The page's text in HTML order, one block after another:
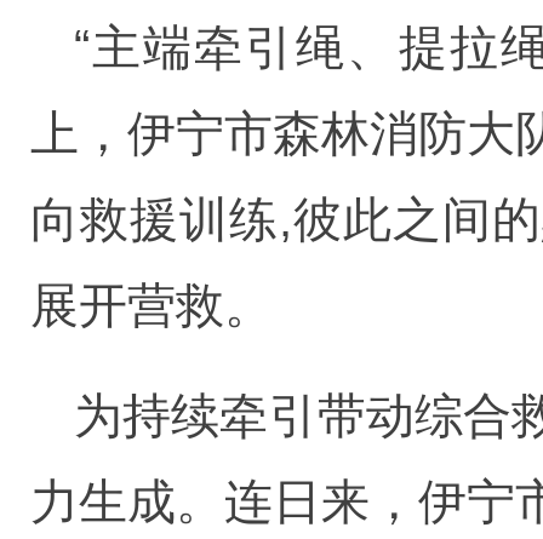
“主端牵引绳、提拉
上，伊宁市森林消防
向救援训练,彼此之间
展开营救。
为持续牵引带动综合
力生成。连日来，伊宁